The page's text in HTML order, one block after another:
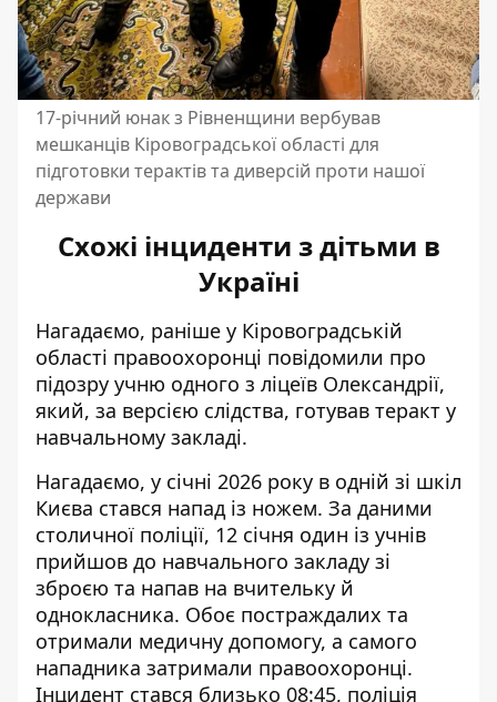
17-річний юнак з Рівненщини вербував
мешканців Кіровоградської області для
підготовки терактів та диверсій проти нашої
держави
Схожі інциденти з дітьми в
Україні
Нагадаємо, раніше у Кіровоградській
області правоохоронці повідомили про
підозру учню одного з ліцеїв Олександрії,
який, за версією слідства, готував теракт у
навчальному закладі.
Нагадаємо, у січні 2026 року в одній зі шкіл
Києва стався напад із ножем. За даними
столичної поліції, 12 січня один із учнів
прийшов до навчального закладу зі
зброєю та напав на вчительку й
однокласника. Обоє постраждалих та
отримали медичну допомогу, а самого
нападника затримали правоохоронці.
Інцидент стався близько 08:45, поліція